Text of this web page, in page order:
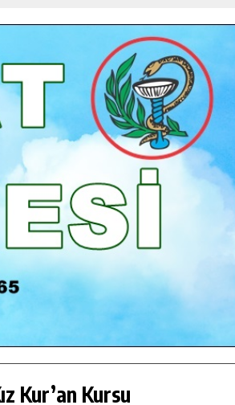
Kur’an Kursu
GÜNLÜK HABER AKIŞI
GÖKSUN HAFIZLIK KIZ KUR’AN KURSU
ÖĞRENCILERINE DARENDE GEZISI.